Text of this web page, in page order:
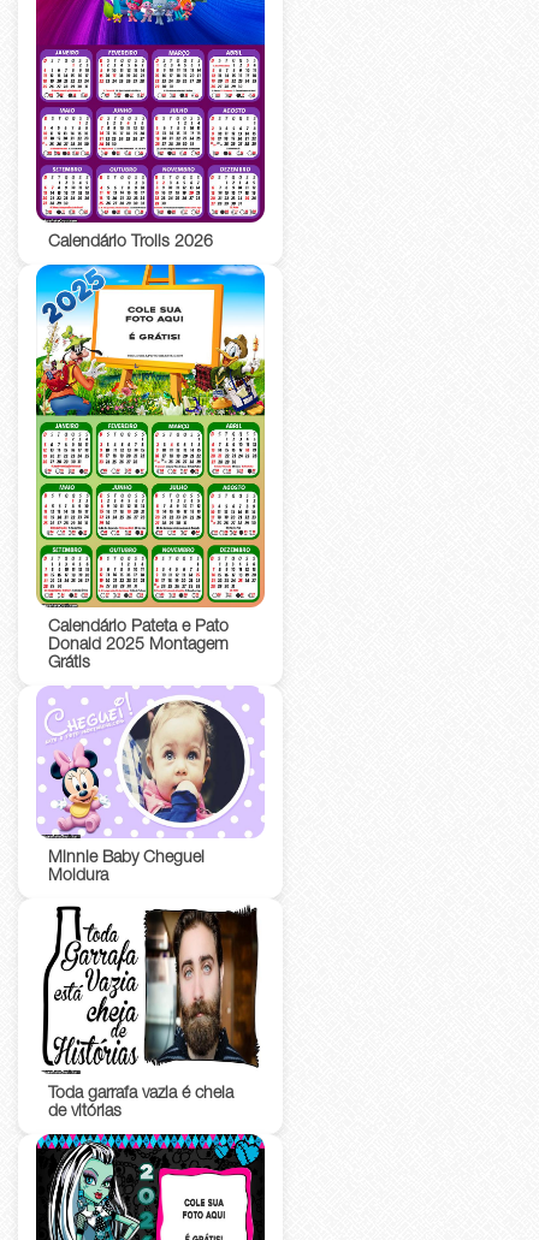
Calendário Trolls 2026
Calendário Pateta e Pato
Donald 2025 Montagem
Grátis
Minnie Baby Cheguei
Moldura
Toda garrafa vazia é cheia
de vitórias